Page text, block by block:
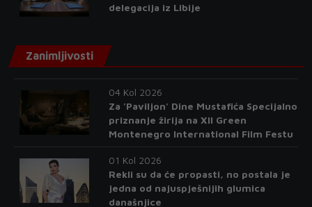
delegacija iz Libije
Zanimljivosti
04 Kol 2026
Za 'Paviljon' Dine Mustafića Specijalno
priznanje žirija na XII Green
Montenegro International Film Festu
01 Kol 2026
Rekli su da će propasti, no postala je
jedna od najuspješnijih glumica
današnjice